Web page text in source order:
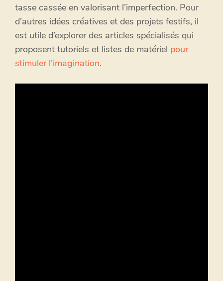
tasse cassée en valorisant l’imperfection. Pour
d’autres idées créatives et des projets festifs, il
est utile d’explorer des articles spécialisés qui
proposent tutoriels et listes de matériel pour
stimuler l’imagination.